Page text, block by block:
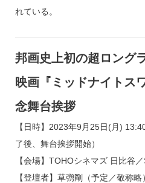
れている。
邦画史上初の超ロング
映画『ミッドナイトス
念舞台挨拶
【日時】2023年9月25日(月)
了後、舞台挨拶開始）
【会場】TOHOシネマズ 日比谷
【登壇者】草彅剛（予定／敬称略）